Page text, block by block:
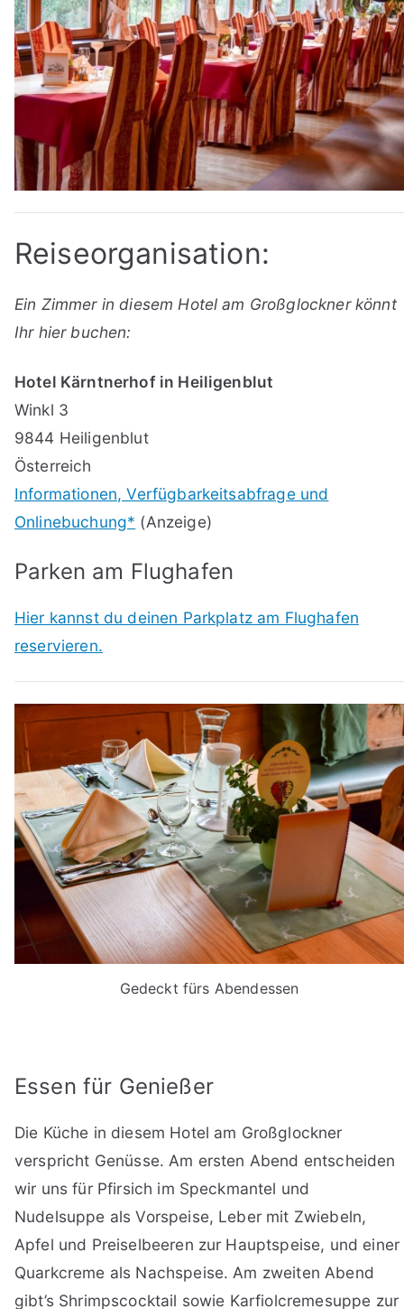
Reiseorganisation:
Ein Zimmer in diesem Hotel am Großglockner könnt
Ihr hier buchen:
Hotel Kärntnerhof in Heiligenblut
Winkl 3
9844 Heiligenblut
Österreich
Informationen, Verfügbarkeitsabfrage und
Onlinebuchung* (Anzeige)
Parken am Flughafen
Hier kannst du deinen Parkplatz am Flughafen
reservieren.
Gedeckt fürs Abendessen
Essen für Genießer
Die Küche in diesem Hotel am Großglockner
verspricht Genüsse. Am ersten Abend entscheiden
wir uns für Pfirsich im Speckmantel und
Nudelsuppe als Vorspeise, Leber mit Zwiebeln,
Apfel und Preiselbeeren zur Hauptspeise, und einer
Quarkcreme als Nachspeise. Am zweiten Abend
gibt’s Shrimpscocktail sowie Karfiolcremesuppe zur